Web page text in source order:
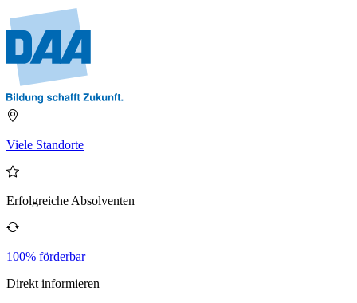
Viele Standorte
Erfolgreiche Absolventen
100% förderbar
Direkt informieren